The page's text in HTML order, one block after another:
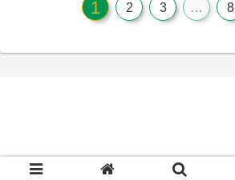
1 2 3 … 8
© 2018 クワカブ飼育記.